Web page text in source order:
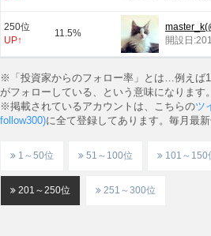
250位
UP↑
11.5%
開設日
※「投資家からのフォロー率」とは…例えば
がフォローしている、という意味になります。
※掲載されているアカウントは、こちらのツ
follow300)に全て登録してあります。毎月最新
1～50位 51～100位 101～150
201～250位 251～300位